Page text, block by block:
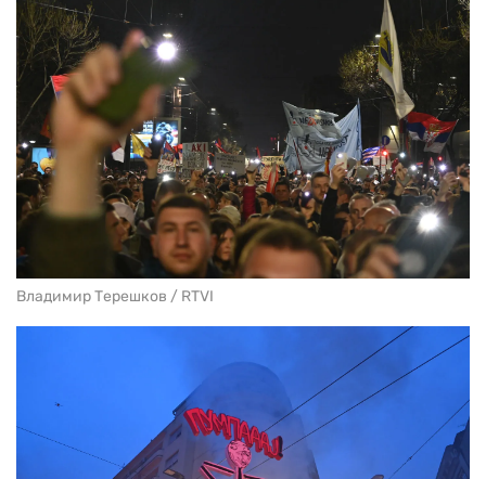
Владимир Терешков / RTVI